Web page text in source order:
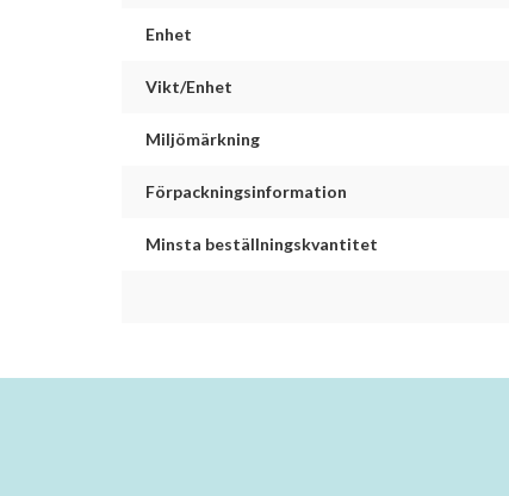
Enhet
Vikt/Enhet
Miljömärkning
Förpackningsinformation
Minsta beställningskvantitet